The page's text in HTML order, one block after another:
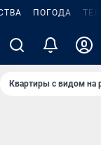
ПОГОДА
Квартиры с видом на